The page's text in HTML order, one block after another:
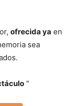
ofrecida ya en
sea
"